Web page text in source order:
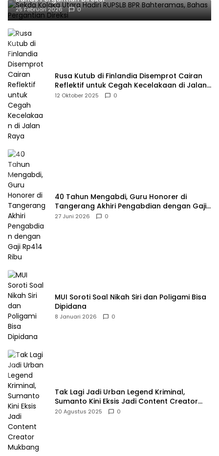
25 Februari 2026 0
Rusa Kutub di Finlandia Disemprot Cairan
Reflektif untuk Cegah Kecelakaan di Jalan
Raya
12 Oktober 2025 0
40 Tahun Mengabdi, Guru Honorer di
Tangerang Akhiri Pengabdian dengan Gaji
Rp414 Ribu
27 Juni 2026 0
MUI Soroti Soal Nikah Siri dan Poligami Bisa
Dipidana
8 Januari 2026 0
Tak Lagi Jadi Urban Legend Kriminal,
Sumanto Kini Eksis Jadi Content Creator
Mukbang
20 Agustus 2025 0